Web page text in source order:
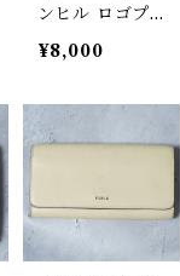
ンヒル ロゴプ
ーコンパクトウ
k
¥8,000